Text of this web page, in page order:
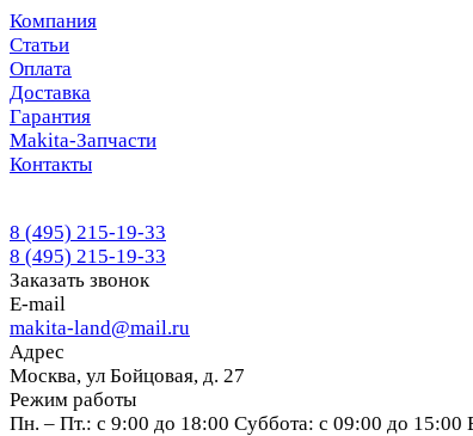
Компания
Статьи
Оплата
Доставка
Гарантия
Makita-Запчасти
Контакты
8 (495) 215-19-33
8 (495) 215-19-33
Заказать звонок
E-mail
makita-land@mail.ru
Адрес
Москва, ул Бойцовая, д. 27
Режим работы
Пн. – Пт.: с 9:00 до 18:00 Суббота: с 09:00 до 15:00